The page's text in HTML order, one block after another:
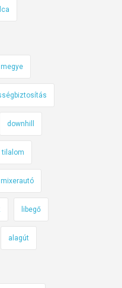
downhill
tilalom
mixerautó
libegő
alagút